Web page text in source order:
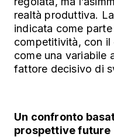
realtà produttiva.
indicata come
competitività, con il
come una variabile
fattore decisivo di
Un confronto
prospettive future